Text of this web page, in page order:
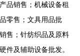
品销售；机械设备租
零售；文具用品批
售；针纺织品及原料
件及辅助设备批发。